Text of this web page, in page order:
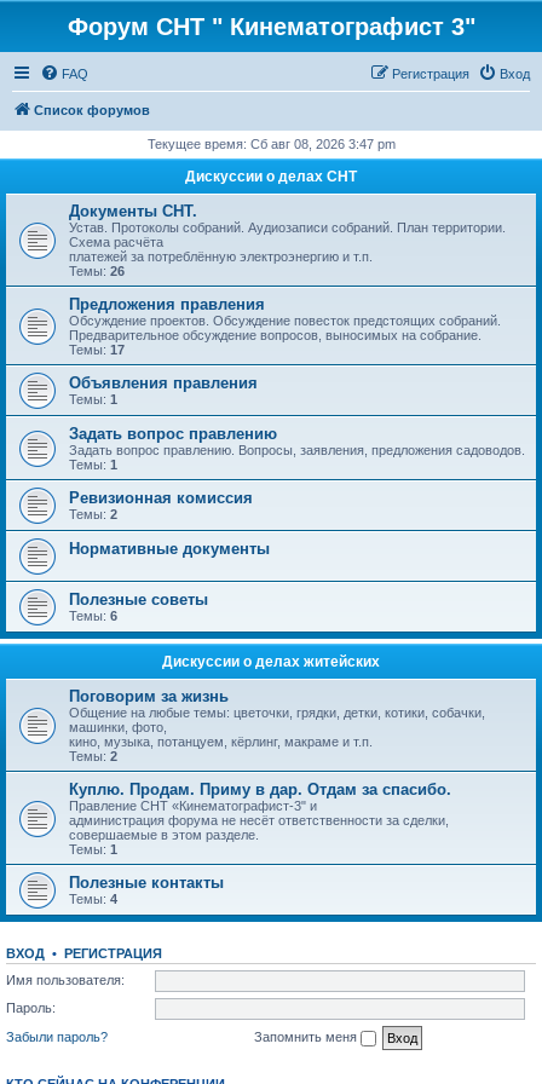
Форум СНТ " Кинематографист 3"
FAQ Вход
Регистрация
Список форумов
Текущее время: Сб авг 08, 2026 3:47 pm
Дискуссии о делах СНТ
Документы СНТ.
Устав. Протоколы собраний. Аудиозаписи собраний. План территории.
Схема расчёта
платежей за потреблённую электроэнергию и т.п.
Темы: 26
Предложения правления
Обсуждение проектов. Обсуждение повесток предстоящих собраний.
Предварительное обсуждение вопросов, выносимых на собрание.
Темы: 17
Объявления правления
Темы: 1
Задать вопрос правлению
Задать вопрос правлению. Вопросы, заявления, предложения садоводов.
Темы: 1
Ревизионная комиссия
Темы: 2
Нормативные документы
Полезные советы
Темы: 6
Дискуссии о делах житейских
Поговорим за жизнь
Общение на любые темы: цветочки, грядки, детки, котики, собачки,
машинки, фото,
кино, музыка, потанцуем, кёрлинг, макраме и т.п.
Темы: 2
Куплю. Продам. Приму в дар. Отдам за спасибо.
Правление СНТ «Кинематографист-3" и
администрация форума не несёт ответственности за сделки,
совершаемые в этом разделе.
Темы: 1
Полезные контакты
Темы: 4
ВХОД • РЕГИСТРАЦИЯ
Имя пользователя:
Пароль:
Забыли пароль?
Запомнить меня